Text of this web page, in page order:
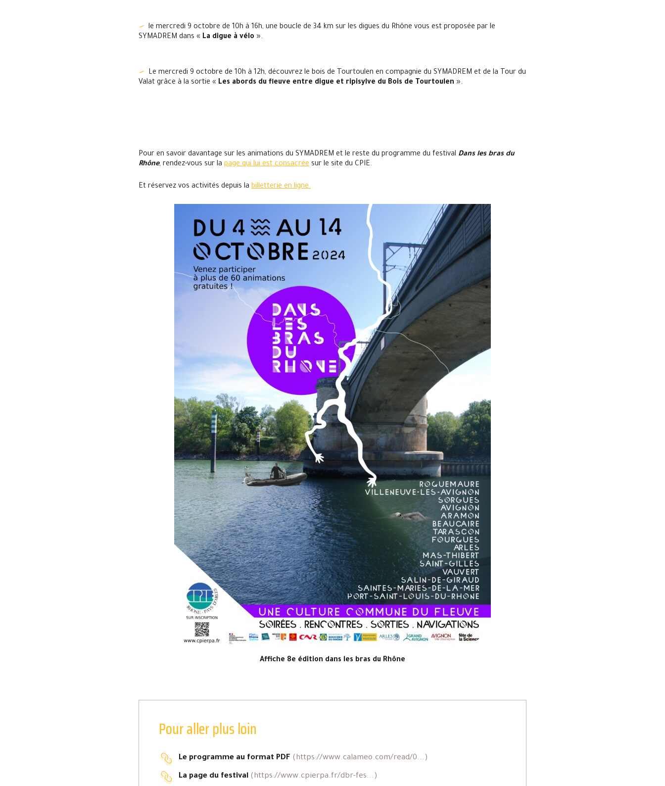
le mercredi 9 octobre de 10h à 16h, une boucle de 34 km sur les digues du Rhône vous est proposée par le
SYMADREM dans « La digue à vélo ».
Le mercredi 9 octobre de 10h à 12h, découvrez le bois de Tourtoulen en compagnie du SYMADREM et de la Tour du
Valat grâce à la sortie « Les abords du fleuve entre digue et ripisylve du Bois de Tourtoulen ».
Pour en savoir davantage sur les animations du SYMADREM et le reste du programme du festival Dans les bras du
Rhône, rendez-vous sur la page qui lui est consacrée sur le site du CPIE.
Et réservez vos activités depuis la billetterie en ligne.
Affiche 8e édition dans les bras du Rhône
Pour aller plus loin
Le programme au format PDF (https://www.calameo.com/read/0...)
La page du festival (https://www.cpierpa.fr/dbr-fes...)